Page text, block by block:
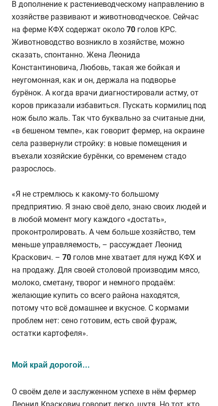
В дополнение к растениеводческому направлению в
хозяйстве развивают и животноводческое. Сейчас
на ферме КФХ содержат около 70 голов КРС.
Животноводство возникло в хозяйстве, можно
сказать, спонтанно. Жена Леонида
Константиновича, Любовь, такая же бойкая и
неугомонная, как и он, держала на подворье
бурёнок. А когда врачи диагностировали астму, от
коров приказали избавиться. Пускать кормилиц под
нож было жаль. Так что буквально за считаные дни,
«в бешеном темпе», как говорит фермер, на окраине
села развернули стройку: в новые помещения и
въехали хозяйские бурёнки, со временем стадо
разрослось.
«Я не стремлюсь к какому-то большому
предприятию. Я знаю своё дело, знаю своих людей и
в любой момент могу каждого «достать»,
проконтролировать. А чем больше хозяйство, тем
меньше управляемость, – рассуждает Леонид
Краскович. – 70 голов мне хватает для нужд КФХ и
на продажу. Для своей столовой производим мясо,
молоко, сметану, творог и немного продаём:
желающие купить со всего района находятся,
потому что всё домашнее и вкусное. С кормами
проблем нет: сено готовим, есть свой фураж,
остатки картофеля».
Мой край дорогой…
О своём деле и заслуженном успехе в нём фермер